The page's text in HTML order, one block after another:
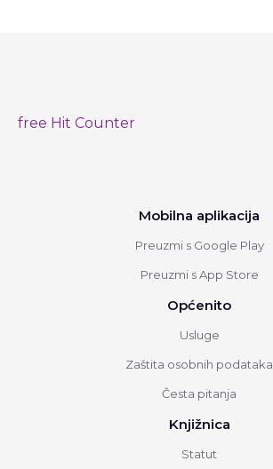
free Hit Counter
Mobilna aplikacija
Preuzmi s Google Play
Preuzmi s App Store
Općenito
Usluge
Zaštita osobnih podataka
Česta pitanja
Knjižnica
Statut